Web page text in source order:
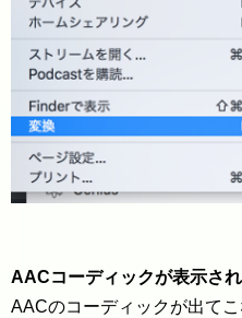
AACコーディックが表示され
AACのコーディックが出て